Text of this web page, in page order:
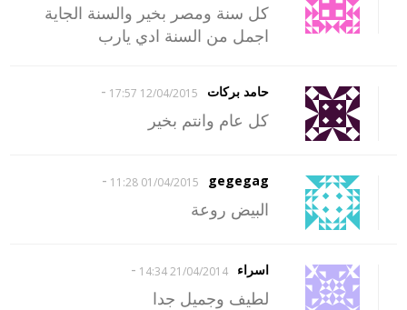
كل سنة ومصر بخير والسنة الجاية
اجمل من السنة ادي يارب
حامد بركات 12/04/2015 17:57
-
كل عام وانتم بخير
gegegag
01/04/2015 11:28
-
البيض روعة
اسراء 21/04/2014 14:34
-
لطيف وجميل جدا